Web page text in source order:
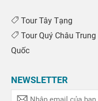
Tour Tây Tạng
Tour Quý Châu Trung
Quốc
NEWSLETTER